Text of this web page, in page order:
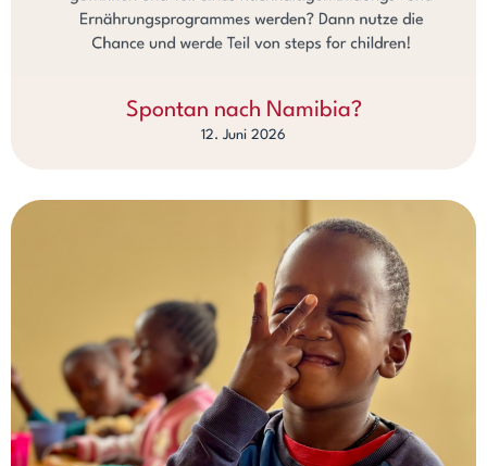
Spontan nach Namibia?
12. Juni 2026